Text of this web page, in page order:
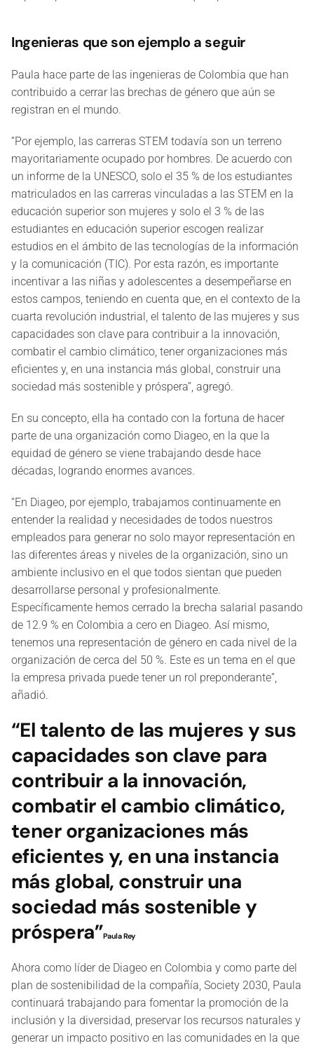
Ingenieras que son ejemplo a seguir
Paula hace parte de las ingenieras de Colombia que han
contribuido a cerrar las brechas de género que aún se
registran en el mundo.
“Por ejemplo, las carreras STEM todavía son un terreno
mayoritariamente ocupado por hombres. De acuerdo con
un informe de la UNESCO, solo el 35 % de los estudiantes
matriculados en las carreras vinculadas a las STEM en la
educación superior son mujeres y solo el 3 % de las
estudiantes en educación superior escogen realizar
estudios en el ámbito de las tecnologías de la información
y la comunicación (TIC). Por esta razón, es importante
incentivar a las niñas y adolescentes a desempeñarse en
estos campos, teniendo en cuenta que, en el contexto de la
cuarta revolución industrial, el talento de las mujeres y sus
capacidades son clave para contribuir a la innovación,
combatir el cambio climático, tener organizaciones más
eficientes y, en una instancia más global, construir una
sociedad más sostenible y próspera”, agregó.
En su concepto, ella ha contado con la fortuna de hacer
parte de una organización como Diageo, en la que la
equidad de género se viene trabajando desde hace
décadas, logrando enormes avances.
“En Diageo, por ejemplo, trabajamos continuamente en
entender la realidad y necesidades de todos nuestros
empleados para generar no solo mayor representación en
las diferentes áreas y niveles de la organización, sino un
ambiente inclusivo en el que todos sientan que pueden
desarrollarse personal y profesionalmente.
Específicamente hemos cerrado la brecha salarial pasando
de 12.9 % en Colombia a cero en Diageo. Así mismo,
tenemos una representación de género en cada nivel de la
organización de cerca del 50 %. Este es un tema en el que
la empresa privada puede tener un rol preponderante”,
añadió.
“El talento de las mujeres y sus
capacidades son clave para
contribuir a la innovación,
combatir el cambio climático,
tener organizaciones más
eficientes y, en una instancia
más global, construir una
sociedad más sostenible y
próspera”Paula Rey
Ahora como líder de Diageo en Colombia y como parte del
plan de sostenibilidad de la compañía, Society 2030, Paula
continuará trabajando para fomentar la promoción de la
inclusión y la diversidad, preservar los recursos naturales y
generar un impacto positivo en las comunidades en la que